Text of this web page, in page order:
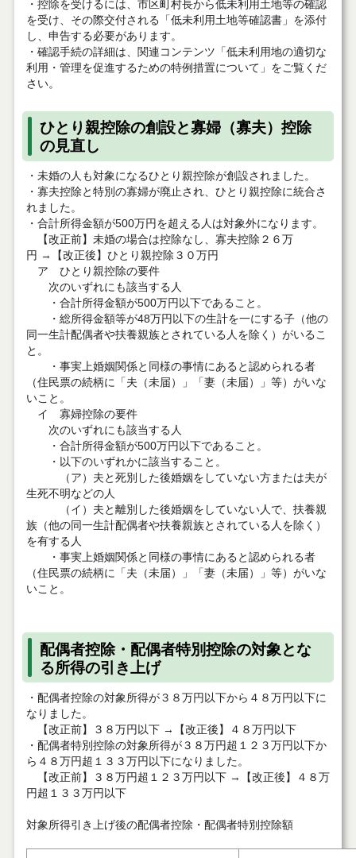
・控除を受けるには、市区町村長から低未利用土地等の確認
を受け、その際交付される「低未利用土地等確認書」を添付
し、申告する必要があります。
・確認手続の詳細は、関連コンテンツ「低未利用地の適切な
利用・管理を促進するための特例措置について」をご覧くだ
さい。
ひとり親控除の創設と寡婦（寡夫）控除
の見直し
・未婚の人も対象になるひとり親控除が創設されました。
・寡夫控除と特別の寡婦が廃止され、ひとり親控除に統合さ
れました。
・合計所得金額が500万円を超える人は対象外になります。
【改正前】未婚の場合は控除なし、寡夫控除２６万
円 →【改正後】ひとり親控除３０万円
ア ひとり親控除の要件
次のいずれにも該当する人
・合計所得金額が500万円以下であること。
・総所得金額等が48万円以下の生計を一にする子（他の
同一生計配偶者や扶養親族とされている人を除く）がいるこ
と。
・事実上婚姻関係と同様の事情にあると認められる者
（住民票の続柄に「夫（未届）」「妻（未届）」等）がいな
いこと。
イ 寡婦控除の要件
次のいずれにも該当する人
・合計所得金額が500万円以下であること。
・以下のいずれかに該当すること。
（ア）夫と死別した後婚姻をしていない方または夫が
生死不明などの人
（イ）夫と離別した後婚姻をしていない人で、扶養親
族（他の同一生計配偶者や扶養親族とされている人を除く）
を有する人
・事実上婚姻関係と同様の事情にあると認められる者
（住民票の続柄に「夫（未届）」「妻（未届）」等）がいな
いこと。
配偶者控除・配偶者特別控除の対象とな
る所得の引き上げ
・配偶者控除の対象所得が３８万円以下から４８万円以下に
なりました。
【改正前】３８万円以下 →【改正後】４８万円以下
・配偶者特別控除の対象所得が３８万円超１２３万円以下か
ら４８万円超１３３万円以下になりました。
【改正前】３８万円超１２３万円以下 →【改正後】４８万
円超１３３万円以下
対象所得引き上げ後の配偶者控除・配偶者特別控除額